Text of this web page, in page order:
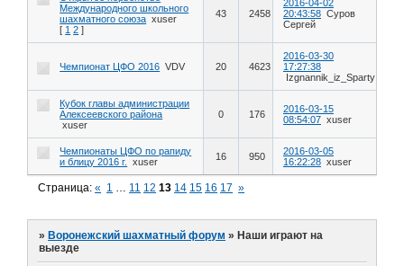
Международного школьного
шахматного союза xuser
[ 1 2 ]
43 2458
2016-04-02
20:43:58 Суров
Сергей
Чемпионат ЦФО 2016 VDV 20 4623
2016-03-30
17:27:38
Izgnannik_iz_Sparty
Кубок главы администрации
Алексеевского района
xuser
0 176
2016-03-15
08:54:07 xuser
Чемпионаты ЦФО по рапиду
и блицу 2016 г.
xuser 16 950
2016-03-05
16:22:28 xuser
Страница:« 1 … 11 12 13 14 15 16 17 »
»Воронежский шахматный форум »Наши играют на
выезде